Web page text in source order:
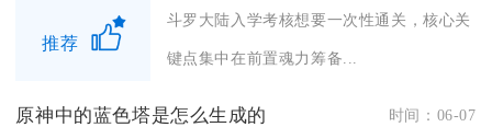
推荐
斗罗大陆入学考核想要一次性通关，核心关
键点集中在前置魂力筹备...
原神中的蓝色塔是怎么生成的 时间：06-07